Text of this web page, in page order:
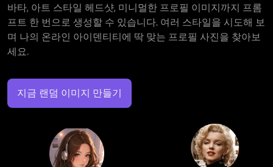
바타, 아트 스타일 헤드샷, 미니멀한 프로필 이미지까지 프롬
프트 한 번으로 생성할 수 있습니다. 여러 스타일을 시도해 보
며 나의 온라인 아이덴티티에 딱 맞는 프로필 사진을 찾아보
세요.
지금 랜덤 이미지 만들기